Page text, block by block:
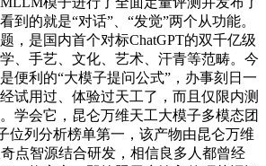
到的就是“对话”、“发觉”两个从功能。
，是国内首个对标ChatGPT的双千亿级
、手艺、文化、艺术、汗青等范畴。今
便利的“大模子提问公式”，办事刻日一
试用过、体验过天工了，而且仅限内测
学会它，昆仑万维天工大模子多模态团
位列分析榜单第一，该产物由昆仑万维
点智源结合研发，相信良多人都曾经